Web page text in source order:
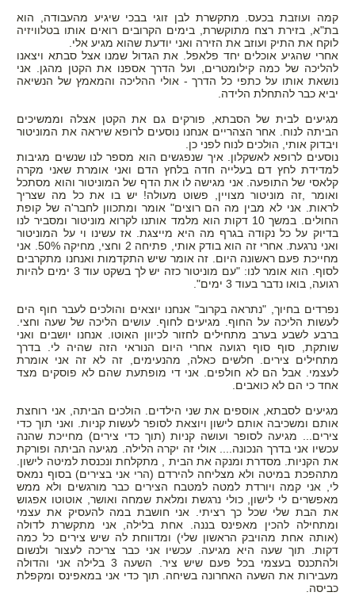
קמה ועוזבת בכעס. מתקשרת לבן זוגי בבכי שיגיע מהעבודה, הוא
בת"א, בזירת רצח מתוקשרת, בימים הקרובים רואים אותו בטלוויזיה
לוקח את התיק ועוזב את הזירה ואני יודעת שהוא מגיע אלי.
אחרי שהגיע אוכלים יחד פלאפל. את הגדול שמנו אצל סבתא ויצאנו
להליכה של כמה קילומטרים, ועל הדרך אספנו את הקטן מהגן. אני
נושאת אותו על כתפי כל הדרך - אולי ההליכה והמאמץ של הנשיאה
יביא כבר להתחלת הלידה.
מגיעים לבית של הסבתא, פורקים גם את הקטן אצלה וממשיכים
הביתה לנוח. אחר הצהריים אנחנו נוסעים לרופא שיראה את המוניטור
ויבדוק אותי, הולכים לנוח לפני כן.
נוסעים לרופא לאשקלון. איך שנפגשים הוא מספר לנו שנשים מגיבות
למדידת לחץ דם בעלייה חדה בלחץ הדם ואני אומרת שאני מקרה
קלאסי של התופעה. אני מגישה לו את הדף של המוניטור והוא מסתכל
ואומר ,זה מוניטור מצויין, פשוט מעולה! יש בו את כל מה שצריך
לראות. אני לא מבין מה הם רוצים" אומר ומתכוון לחבר'ה של קופת
החולים. במשך 10 דקות הוא מלמד אותנו לקרוא מוניטור ומסביר לנו
בדיוק על כל נקודה בגרף מה היא מייצגת. אז עשינו וי על המוניטור
ואני נרגעת. אחרי זה הוא בודק אותי, פתיחה 2 וחצי, מחיקה 50%. אני
מחייכת פעם ראשונה היום. זה אומר שיש התקדמות ואנחנו מתקרבים
לסוף. הוא אומר לנו: "עם מוניטור כזה יש לך בשקט עוד 3 ימים להיות
רגועה, בואו נדבר בעוד 3 ימים".
נפרדים בחיוך, "נתראה בקרוב" אנחנו יוצאים והולכים לעבר חוף הים
לעשות הליכה על החוף. מגיעים לחוף. עושים הליכה של שעה וחצי.
ברבע לשבע בערב מתחילים לחזור לכיוון האוטו. אנחנו יושבים ואני
שותקת, סוף סוף רגועה אחרי היום הנוראי הזה שהיה לי. בדרך
מתחילים צירים. חלשים כאלה, מהנעימים, זה לא זה אני אומרת
לעצמי. אבל הם לא חולפים. אני די מופתעת שהם לא פוסקים מצד
אחד כי הם לא כואבים.
מגיעים לסבתא, אוספים את שני הילדים. הולכים הביתה, אני רוחצת
אותם ומשכיבה אותם לישון ויוצאת לסופר לעשות קניות. ואני תוך כדי
צירים... מגיעה לסופר ועושה קניות (תוך כדי צירים) מחייכת שהנה
עכשיו אני בדרך הנכונה.... אולי זה יקרה הלילה. מגיעה הביתה ופורקת
את הקניות. מסדרת ומנקה את הבית , מתקלחת ונכנסת למיטה לישון.
מתהפכת במיטה ולא מצליחה להירדם (הרי אני בצירים) בסוף נמאס
לי, אני קמה ויורדת למטה למטבח הצירים כבר מורגשים ולא ממש
מאפשרים לי לישון, כולי נרגשת ומלאת שמחה ואושר, אוטוטו אפגוש
את הבת שלי שכל כך רציתי. אני חושבת במה להעסיק את עצמי
ומתחילה להכין מאפינס בננה. אחת בלילה, אני מתקשרת לדולה
(אותה אחת מהויבק הראשון שלי) ומדווחת לה שיש צירים כל כמה
דקות. תוך שעה היא מגיעה. עכשיו אני כבר צריכה לעצור ולנשום
ולהתכנס בעצמי בכל פעם שיש ציר. השעה 3 בלילה אני והדולה
מעבירות את השעה האחרונה בשיחה. תוך כדי אני במאפינס ומקפלת
כביסה.